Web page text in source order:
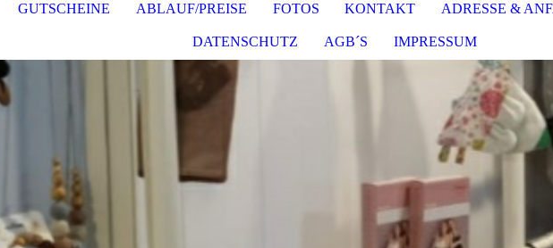
GUTSCHEINE ABLAUF/PREISE FOTOS KONTAKT ADRESSE &
DATENSCHUTZ AGB´S IMPRESSUM